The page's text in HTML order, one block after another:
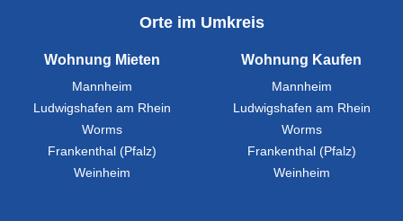
Orte im Umkreis
Wohnung Mieten
Mannheim
Ludwigshafen am Rhein
Worms
Frankenthal (Pfalz)
Weinheim
Wohnung Kaufen
Mannheim
Ludwigshafen am Rhein
Worms
Frankenthal (Pfalz)
Weinheim